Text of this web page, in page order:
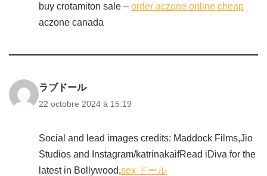
buy crotamiton sale – order aczone online cheap
aczone canada
ラブドール
22 octobre 2024 à 15:19
Social and lead images credits: Maddock Films,Jio
Studios and Instagram/katrinakaifRead iDiva for the
latest in Bollywood,sex ドール